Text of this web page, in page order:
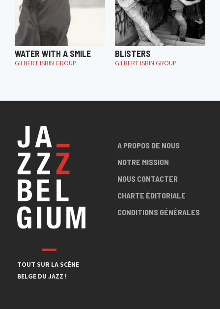
WATER WITH A SMILE
GILBERT ISBIN GROUP
BLISTERS
GILBERT ISBIN GROUP
TOUT SUR LA SCÈNE
BELGE DU JAZZ !
A PROPOS DE NOUS
NOTRE MISSION
NOUS CONTACTER
CHARTE ÉDITORIALE
CONDITIONS GÉNÉRALES